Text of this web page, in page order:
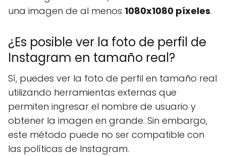
una imagen de al menos 1080x1080 píxeles.
¿Es posible ver la foto de perfil de
Instagram en tamaño real?
Sí, puedes ver la foto de perfil en tamaño real
utilizando herramientas externas que
permiten ingresar el nombre de usuario y
obtener la imagen en grande. Sin embargo,
este método puede no ser compatible con
las políticas de Instagram.